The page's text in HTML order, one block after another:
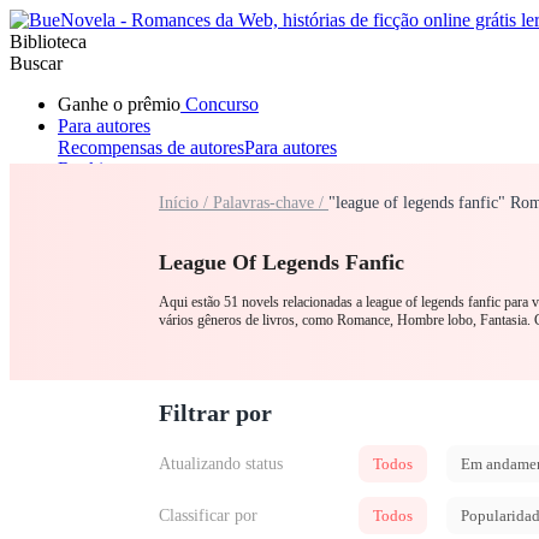
Biblioteca
Buscar
Ganhe o prêmio Concurso
Para autores
Recompensas de autoresPara autores
Ranking
RomanceLobisomem MáfiaSistemaFantasia
Início / Palavras-chave / "league of legends fanfic"
League Of Legends Fanfic
Aqui estão 51 novels relacionadas a league of legends fanfic para
vários gêneros de livros, como Romance, Hombre lobo, Fantasia.
Filtrar por
Atualizando status Todos Em
Classificar por Todos